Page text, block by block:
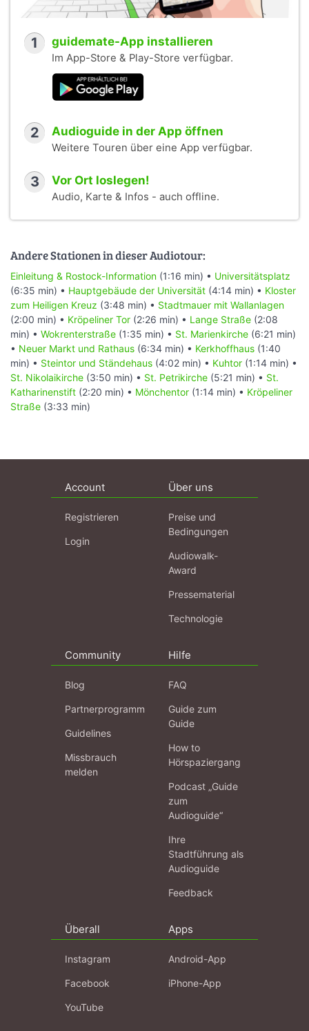
1 guidemate-App installieren
Im App-Store & Play-Store verfügbar.
2 Audioguide in der App öffnen
Weitere Touren über eine App verfügbar.
3 Vor Ort loslegen!
Audio, Karte & Infos - auch offline.
Andere Stationen in dieser Audiotour:
Einleitung & Rostock-Information (1:16 min) • Universitätsplatz
(6:35 min) • Hauptgebäude der Universität (4:14 min) • Kloster
zum Heiligen Kreuz (3:48 min) • Stadtmauer mit Wallanlagen
(2:00 min) • Kröpeliner Tor (2:26 min) • Lange Straße (2:08
min) • Wokrenterstraße (1:35 min) • St. Marienkirche (6:21 min)
• Neuer Markt und Rathaus (6:34 min) • Kerkhoffhaus (1:40
min) • Steintor und Ständehaus (4:02 min) • Kuhtor (1:14 min) •
St. Nikolaikirche (3:50 min) • St. Petrikirche (5:21 min) • St.
Katharinenstift (2:20 min) • Mönchentor (1:14 min) • Kröpeliner
Straße (3:33 min)
Account
Registrieren
Login
Über uns
Preise und
Bedingungen
Audiowalk-
Award
Pressematerial
Technologie
Community
Blog
Partnerprogramm
Guidelines
Missbrauch
melden
Hilfe
FAQ
Guide zum
Guide
How to
Hörspaziergang
Podcast „Guide
zum
Audioguide“
Ihre
Stadtführung als
Audioguide
Feedback
Überall
Instagram
Facebook
YouTube
Apps
Android-App
iPhone-App